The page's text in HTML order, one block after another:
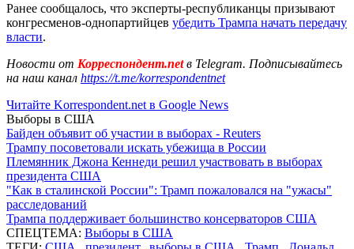
Ранее сообщалось, что эксперты-республиканцы призывают
конгресменов-однопартийцев убедить Трампа начать передачу
власти.
Новости от Корреспондент.netв Telegram. Подписывайтесь
на наш канал https://t.me/korrespondentnet
Читайте Korrespondent.net в Google News
Выборы в США
Байден объявит об участии в выборах - Reuters
Трампу посоветовали искать убежища в России
Племянник Джона Кеннеди решил участвовать в выборах
президента США
"Как в сталинской России": Трамп пожаловался на "ужасы"
расследований
Трампа поддерживает большинство консерваторов США
СПЕЦТЕМА: Выборы в США